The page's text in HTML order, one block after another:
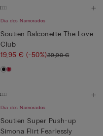
Dia dos Namorados
Soutien Balconette The Love
Club
19,95 €(-50%)39,90 €
Dia dos Namorados
Soutien Super Push-up
Simona Flirt Fearlessly